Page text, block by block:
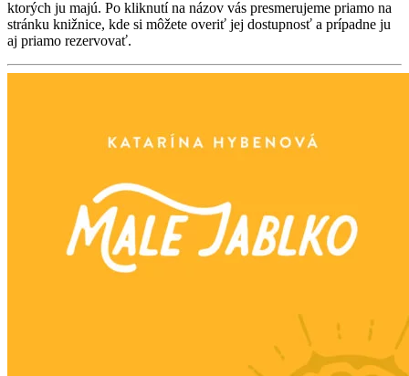
ktorých ju majú. Po kliknutí na názov vás presmerujeme priamo na
stránku knižnice, kde si môžete overiť jej dostupnosť a prípadne ju
aj priamo rezervovať.